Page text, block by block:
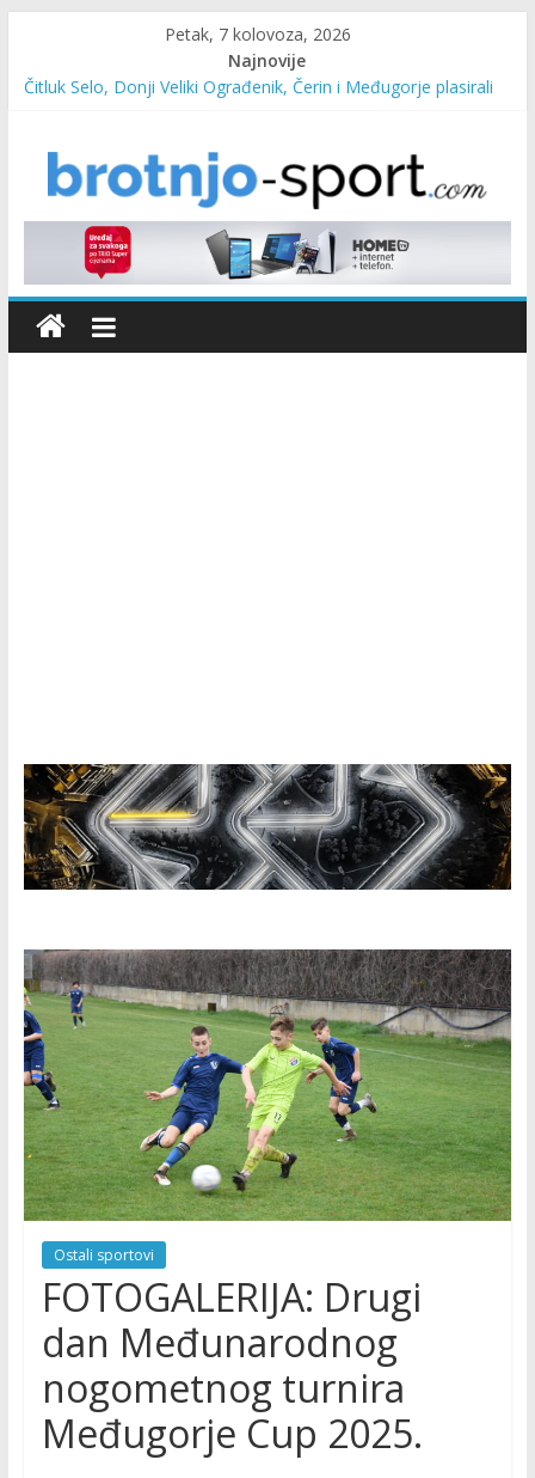
Petak, 7 kolovoza, 2026
Najnovije
Predsjednica Vlade Marija Buhač, ministar Ivo Bevanda i
načelnik Marin Radišić čestitali organizatoricama na realizaciji
Čitluk Selo, Donji Veliki Ograđenik, Čerin i Međugorje plasirali
se u četvrtfinale
SC Pehar Karting od danas otvoren za sve uzraste
Marin Čilić napredovao na ATP ljestvici
Poznati polufinalisti MNL MZ općine Čitluk – Brotnjo 2026.
Ostali sportovi
FOTOGALERIJA: Drugi
dan Međunarodnog
nogometnog turnira
Međugorje Cup 2025.